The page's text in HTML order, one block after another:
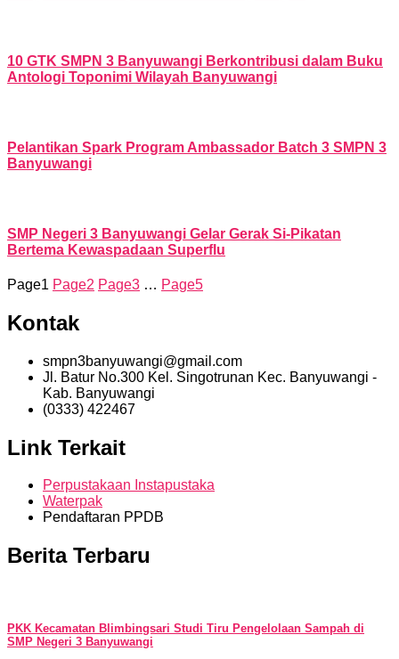
10 GTK SMPN 3 Banyuwangi Berkontribusi dalam Buku
Antologi Toponimi Wilayah Banyuwangi
Pelantikan Spark Program Ambassador Batch 3 SMPN 3
Banyuwangi
SMP Negeri 3 Banyuwangi Gelar Gerak Si-Pikatan
Bertema Kewaspadaan Superflu
Page1 Page2 Page3 … Page5
Kontak
smpn3banyuwangi@gmail.com
Jl. Batur No.300 Kel. Singotrunan Kec. Banyuwangi -
Kab. Banyuwangi
(0333) 422467
Link Terkait
Perpustakaan Instapustaka
Waterpak
Pendaftaran PPDB
Berita Terbaru
PKK Kecamatan Blimbingsari Studi Tiru Pengelolaan Sampah di
SMP Negeri 3 Banyuwangi